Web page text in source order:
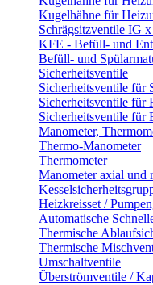
Kugelhähne für
Schrägsitzventile IG
KFE - Befüll- und
Befüll- und
Sicherheitsventile
Sicherheitsventile für
Sicherheitsventile für
Sicherheitsventile für
Manometer,
Thermo-Manometer
Thermometer
Manometer axial und
Heizkreisset /
Automatische
Thermische
Thermische
Umschaltventile
Überströmventile /